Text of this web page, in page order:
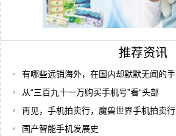
推荐资讯
有哪些远销海外，在国内却默默无闻的手
从“三百九十一万购买手机号”看“头部
再见，手机拍卖行，魔兽世界手机拍卖行
国产智能手机发展史